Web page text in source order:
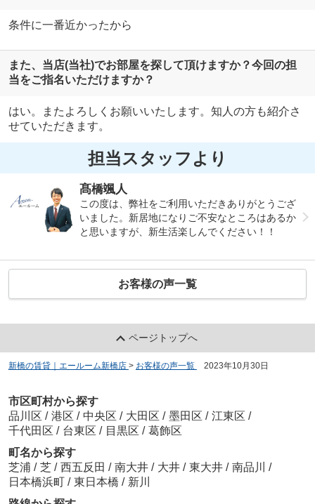
条件に一番近かったから
また、当店(当社)でお部屋を探して頂けますか？今回の担
当をご指名いただけますか？
はい。またよろしくお願いいたします。知人の方も紹介さ
せていただきます。
担当スタッフより
髙橋颯人
この度は、弊社をご利用いただきありがとうござ
いました。新居地になりご不安なところはあるか
と思いますが、新生活楽しんでください！！
お客様の声一覧
ページトップへ
新橋の賃貸｜エールーム新橋店 > お客様の声一覧 2023年10月30日
市区町村から探す
品川区 / 港区 / 中央区 / 大田区 / 墨田区 / 江東区 /
千代田区 / 台東区 / 目黒区 / 葛飾区
町名から探す
芝浦 / 芝 / 西五反田 / 南大井 / 大井 / 東大井 / 南品川 /
日本橋浜町 / 東日本橋 / 新川